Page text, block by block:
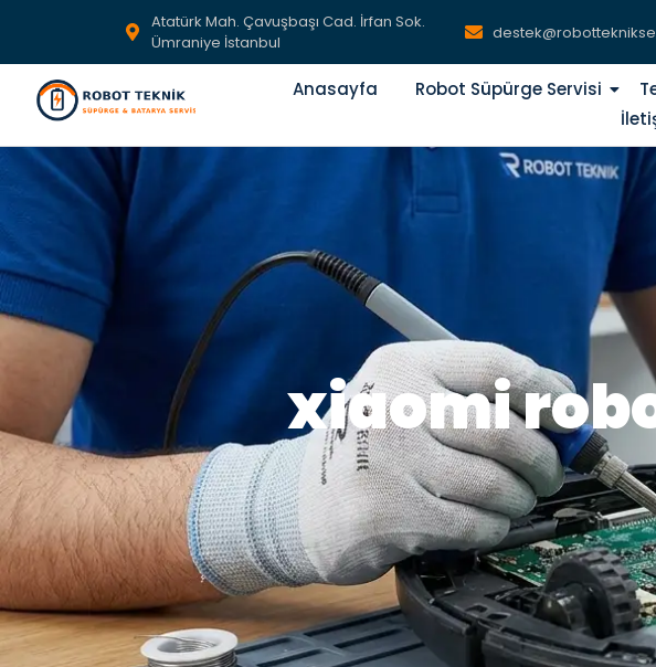
Atatürk Mah. Çavuşbaşı Cad. İrfan Sok.
Ümraniye İstanbul
Anasayfa Robot Süpürge Servisi
xiaomi